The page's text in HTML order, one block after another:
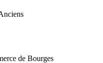
de Bourges